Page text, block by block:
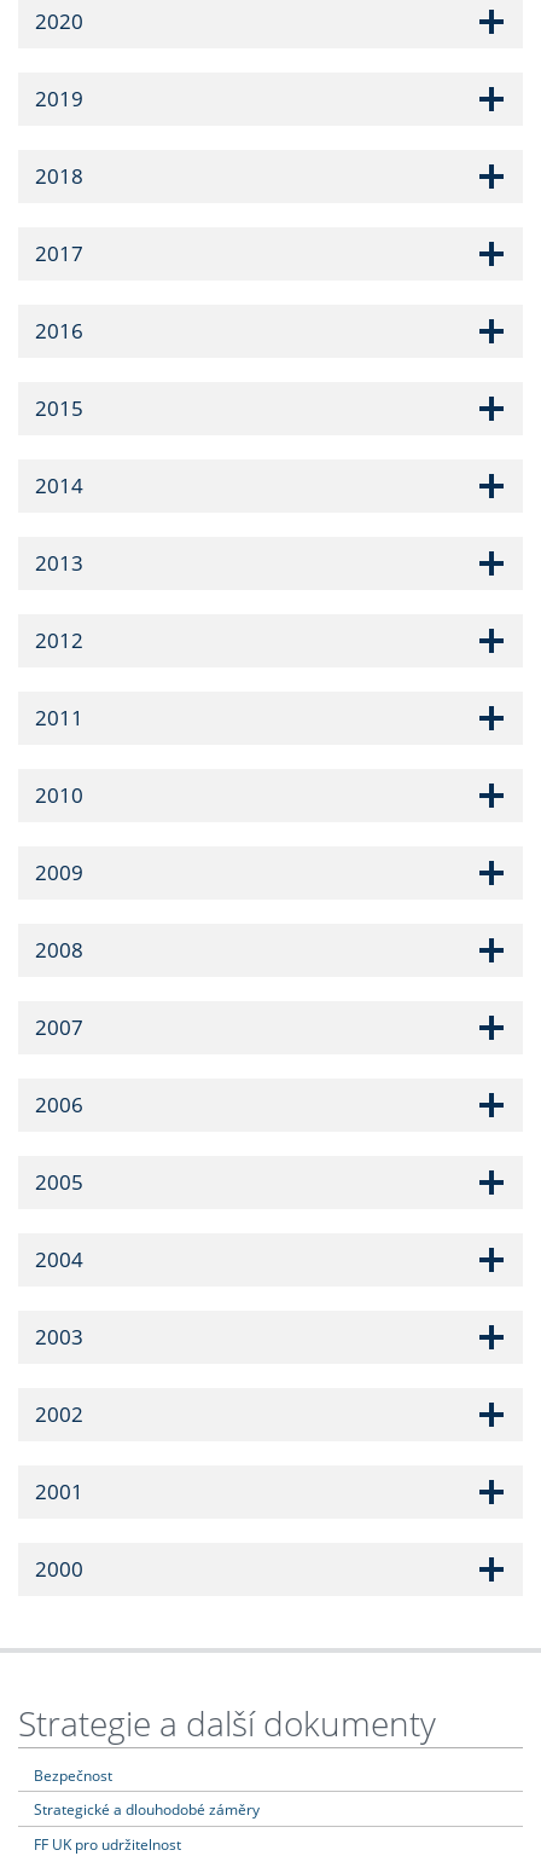
2020
2019
2018
2017
2016
2015
2014
2013
2012
2011
2010
2009
2008
2007
2006
2005
2004
2003
2002
2001
2000
Strategie a další dokumenty
Bezpečnost
Strategické a dlouhodobé záměry
FF UK pro udržitelnost